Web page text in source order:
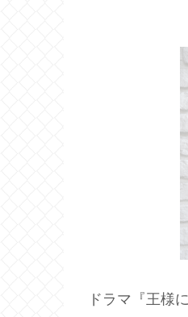
ドラマ『王様